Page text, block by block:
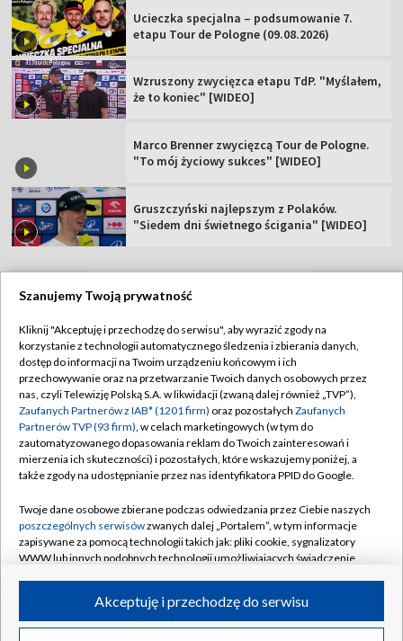
Ucieczka specjalna – podsumowanie 7.
etapu Tour de Pologne (09.08.2026)
Wzruszony zwycięzca etapu TdP. "Myślałem,
że to koniec" [WIDEO]
Marco Brenner zwycięzcą Tour de Pologne.
"To mój życiowy sukces" [WIDEO]
Gruszczyński najlepszym z Polaków.
"Siedem dni świetnego ścigania" [WIDEO]
Abonament TVP
Sklep TVP
Biuro Reklamy
Oferta Handlowa
Telegazeta ogłoszenia
Rada Programowa
Ogłoszenia przetargowe
Akademia Telewizyjna
Informacje o nadawcy
Regulamin TVP
Polityka prywatności
Moje zgody
Biuro reklamy
Kontakt
Kanały
©2026 Telewizja Polska Spółka Akcyjna w likwidacji
Szanujemy Twoją prywatność
Kliknij "Akceptuję i przechodzę do serwisu", aby wyrazić zgody na
korzystanie z technologii automatycznego śledzenia i zbierania danych,
dostęp do informacji na Twoim urządzeniu końcowym i ich
przechowywanie oraz na przetwarzanie Twoich danych osobowych przez
nas, czyli Telewizję Polską S.A. w likwidacji (zwaną dalej również „TVP”),
Zaufanych Partnerów z IAB* (1201 firm) oraz pozostałych Zaufanych
Partnerów TVP (93 firm), w celach marketingowych (w tym do
zautomatyzowanego dopasowania reklam do Twoich zainteresowań i
mierzenia ich skuteczności) i pozostałych, które wskazujemy poniżej, a
także zgody na udostępnianie przez nas identyfikatora PPID do Google.
Twoje dane osobowe zbierane podczas odwiedzania przez Ciebie naszych
poszczególnych serwisówzwanych dalej „Portalem”, w tym informacje
zapisywane za pomocą technologii takich jak: pliki cookie, sygnalizatory
WWW lub innych podobnych technologii umożliwiających świadczenie
ruchu w Internecie.Akceptuję i przechodzę do serwisu